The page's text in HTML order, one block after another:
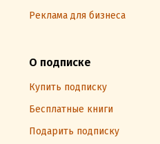
Реклама для бизнеса
О подписке
Купить подписку
Бесплатные книги
Подарить подписку